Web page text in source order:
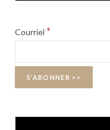
e
Courriel *